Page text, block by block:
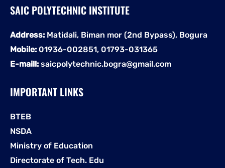
SAIC POLYTECHNIC INSTITUTE
Address: Matidali, Biman mor (2nd Bypass), Bogura
Mobile: 01936-002851, 01793-031365
E-maill: saicpolytechnic.bogra@gmail.com
IMPORTANT LINKS
BTEB
NSDA
Ministry of Education
Directorate of Tech. Edu